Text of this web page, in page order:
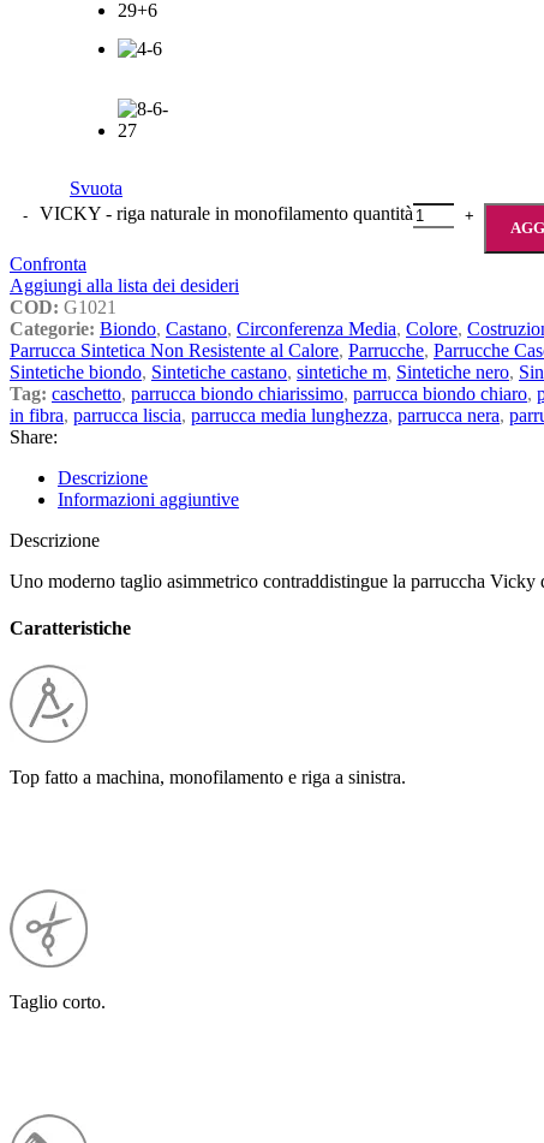
Svuota
VICKY - riga naturale in monofilamento quantità
Confronta
Aggiungi alla lista dei desideri
COD: G1021
Categorie: Biondo, Castano, Circonferenza Media, Colore,
Parrucca Sintetica Non Resistente al Calore, Parrucche, Parrucche
Sintetiche biondo, Sintetiche castano, sintetiche m, Sintetiche nero,
Tag: caschetto, parrucca biondo chiarissimo, parrucca biondo chiaro,
in fibra, parrucca liscia, parrucca media lunghezza, parrucca nera,
Share:
Descrizione
Informazioni aggiuntive
Descrizione
Uno moderno taglio asimmetrico contraddistingue la parruccha
Caratteristiche
Top fatto a machina, monofilamento e riga a sinistra.
Taglio corto.